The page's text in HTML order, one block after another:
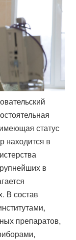
статус
находится в
в
В состав
препаратов,